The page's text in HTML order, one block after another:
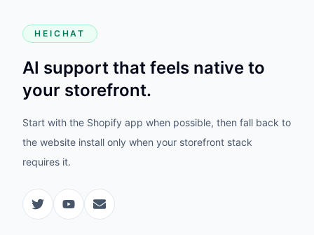
HEICHAT
AI support that feels native to
your storefront.
Start with the Shopify app when possible, then fall back to
the website install only when your storefront stack
requires it.